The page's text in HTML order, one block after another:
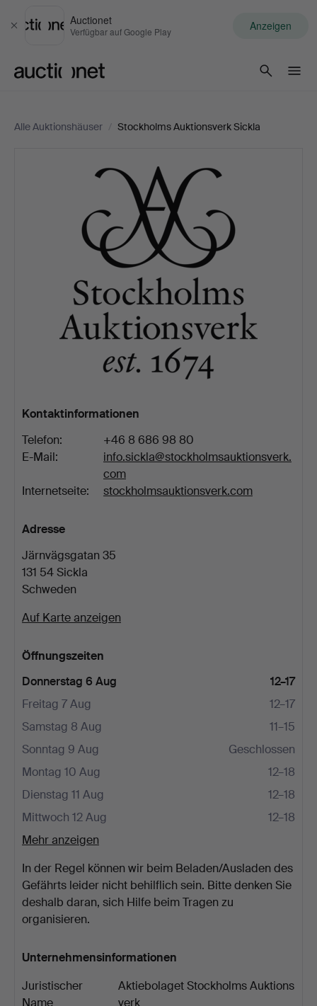
Schließen
Auctionet
Verfügbar auf Google Play Anzeigen
Alle Auktionshäuser / Stockholms Auktionsverk Sickla
Stockholms
Auktionsverk
Kontaktinformationen
Telefon:
+46 8 686 98 80
E-Mail:
info.sickla@stockholmsauktionsverk.
com
Internetseite:
stockholmsauktionsverk.com
Adresse
Järnvägsgatan 35
131 54 Sickla
Schweden
Auf Karte anzeigen
Öffnungszeiten
Donnerstag 6 Aug
12–17
Freitag 7 Aug
12–17
Samstag 8 Aug
11–15
Sonntag 9 Aug
Geschlossen
Montag 10 Aug
12–18
Dienstag 11 Aug
12–18
Mittwoch 12 Aug
12–18
Mehr anzeigen
In der Regel können wir beim Beladen/Ausladen des
Gefährts leider nicht behilflich sein. Bitte denken Sie
deshalb daran, sich Hilfe beim Tragen zu
organisieren.
Unternehmensinformationen
Juristischer
Name
Aktiebolaget Stockholms Auktions
verk